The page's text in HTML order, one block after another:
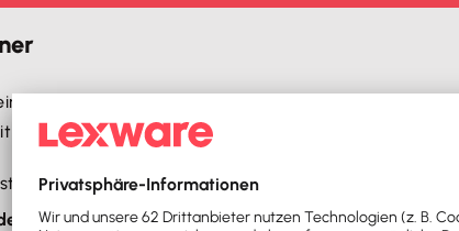
einem Klick auf die jeweiligen Fragezeichen-
die für Unternehmen während der Kurzarbeit
ermitteln und die Einsparung an